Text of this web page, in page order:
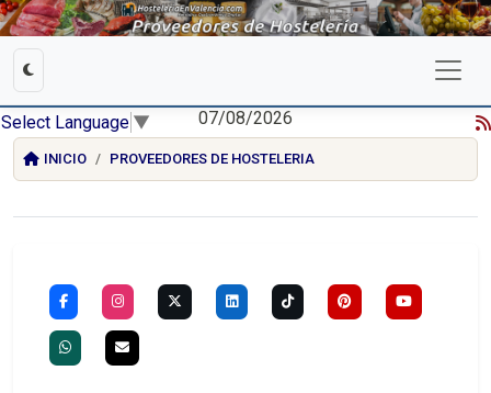
Select Language ▼ 07/08/2026
INICIO PROVEEDORES DE HOSTELERIA